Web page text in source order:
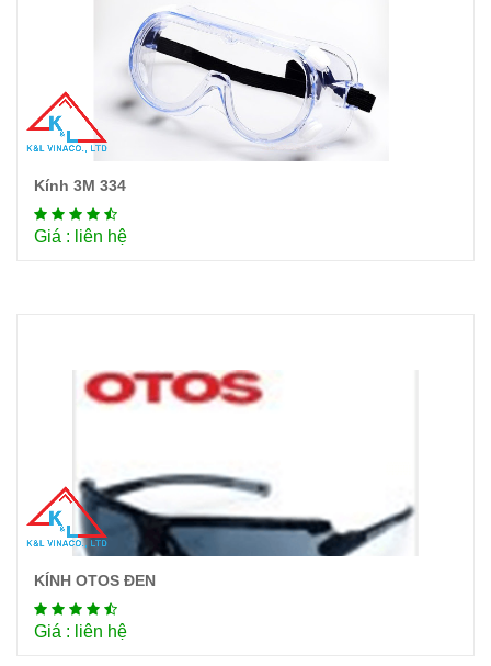
Kính 3M 334
Giá : liên hệ
KÍNH OTOS ĐEN
Giá : liên hệ